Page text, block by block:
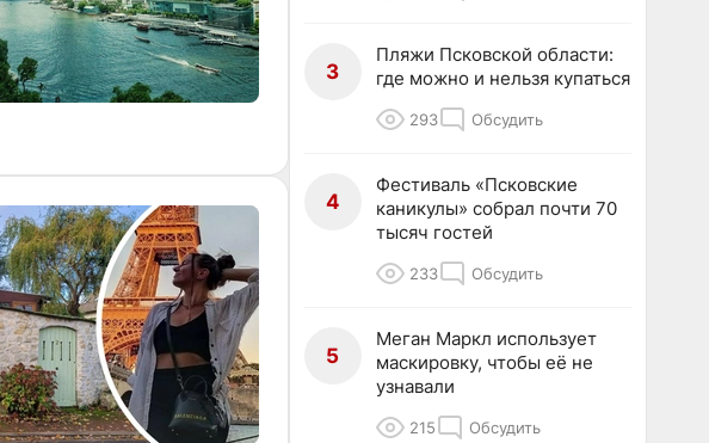
3
Пляжи Псковской области:
где можно и нельзя купаться
293 Обсудить
4
Фестиваль «Псковские
каникулы» собрал почти 70
тысяч гостей
233 Обсудить
5
Меган Маркл использует
маскировку, чтобы её не
узнавали
215 Обсудить